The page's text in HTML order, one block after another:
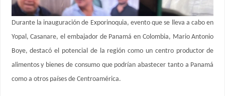
Durante la inauguración de Exporinoquia, evento que se lleva a cabo en
Yopal, Casanare, el embajador de Panamá en Colombia, Mario Antonio
Boye, destacó el potencial de la región como un centro productor de
alimentos y bienes de consumo que podrían abastecer tanto a Panamá
como a otros países de Centroamérica.